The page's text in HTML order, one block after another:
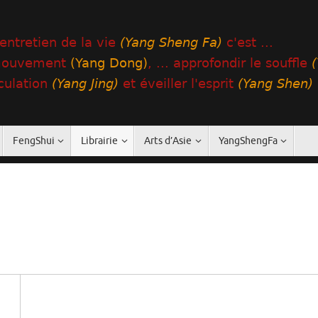
FengShui Librairie Arts d’Asie YangShengFa